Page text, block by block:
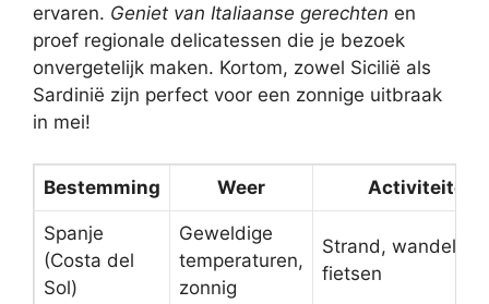
ervaren. Geniet van Italiaanse gerechten en
proef regionale delicatessen die je bezoek
onvergetelijk maken. Kortom, zowel Sicilië als
Sardinië zijn perfect voor een zonnige uitbraak
in mei!
Bestemming Weer Activiteiten
Spanje
(Costa del
Sol)
Geweldige
temperaturen,
zonnig
Strand, wandelen,
fietsen